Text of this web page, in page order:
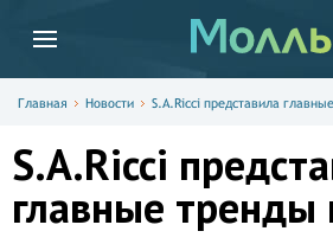
Главная Новости S.A.Ricci представила
S.A.Ricci
главные тренды